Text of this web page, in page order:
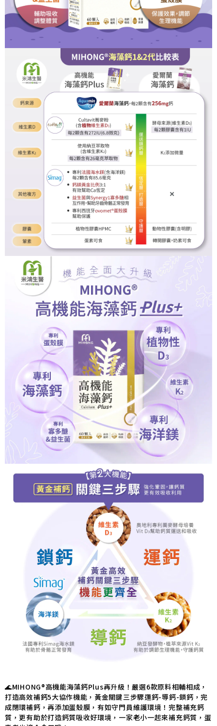
🌊MIHONG®高機能海藻鈣Plus再升級！嚴選6款原料相輔相成，
打造高效補鈣5大協作機能，黃金關鍵三步驟運鈣-導鈣-鎖鈣，完
成閉環補鈣，再添加蛋殼膜，有如守門員維護環境！完整補充鈣
質，更有助於打造鈣質吸收好環境，一家老小一起來補充鈣質，蛋